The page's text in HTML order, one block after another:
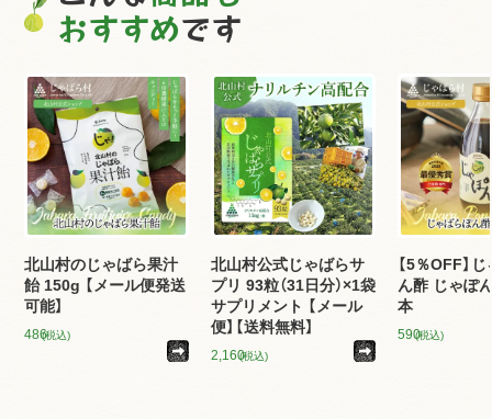
おすすめです
北山村のじゃばら果汁
飴 150g 【メール便発送
可能】
486(税込)
北山村公式じゃばらサ
プリ 93粒（31日分）×1袋
サプリメント 【メール
便】【送料無料】
2,160(税込)
【5％OFF】
ん酢 じゃぽ
本
590(税込)